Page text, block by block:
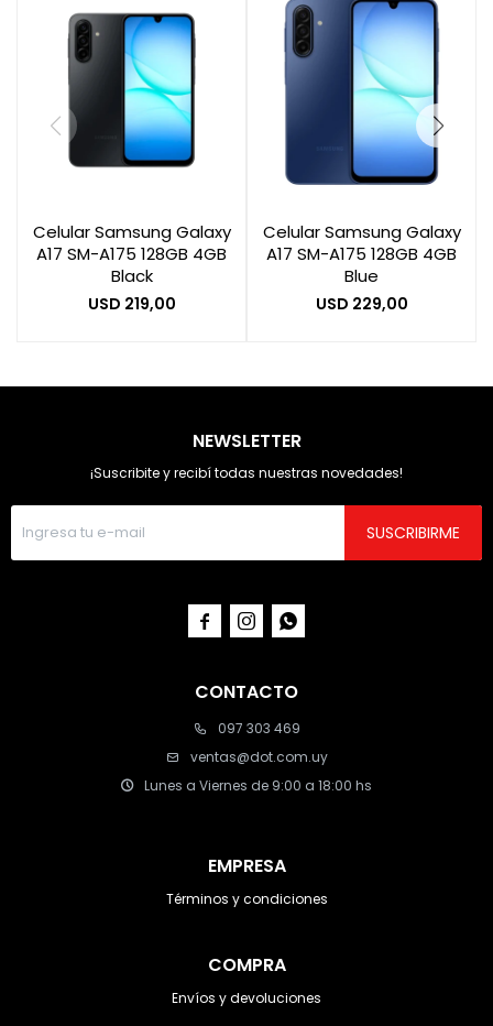
Celular Samsung Galaxy
A17 SM-A175 128GB 4GB
Black
USD 219,00
Celular Samsung Galaxy
A17 SM-A175 128GB 4GB
Blue
USD 229,00
CONTACTO
097 303 469
ventas@dot.com.uy
Lunes a Viernes de 9:00 a 18:00 hs
EMPRESA
Términos y condiciones
COMPRA
Envíos y devoluciones
NEWSLETTER
¡Suscribite y recibí todas nuestras novedades!
SUSCRIBIRME
  